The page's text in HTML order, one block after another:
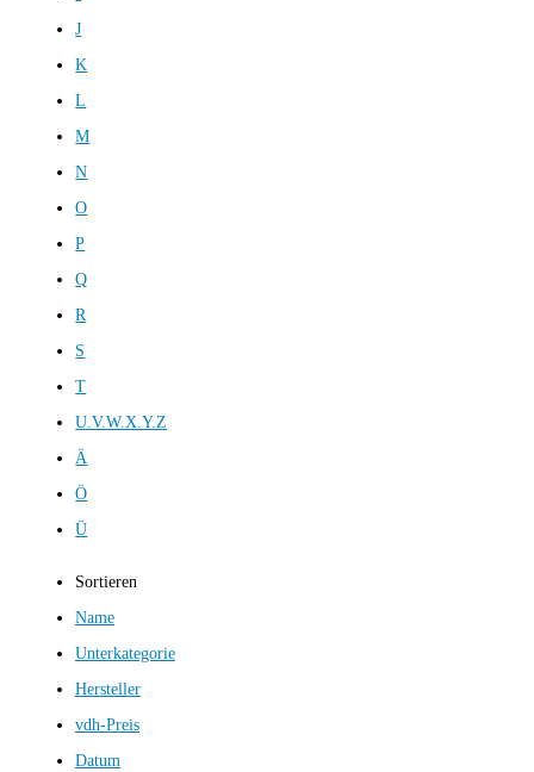
J
K
L
M
N
O
P
Q
R
S
T
U.V.W.X.Y.Z
Ä
Ö
Ü
Sortieren
Name
Unterkategorie
Hersteller
vdh-Preis
Datum